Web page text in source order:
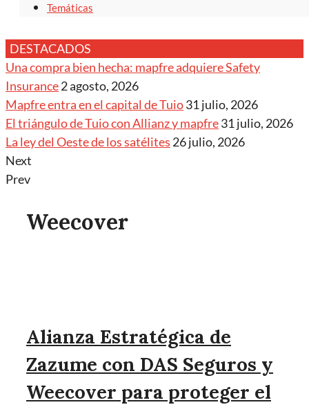
Temáticas
DESTACADOS
Una compra bien hecha: mapfre adquiere Safety
Insurance2 agosto, 2026
Mapfre entra en el capital de Tuio31 julio, 2026
El triángulo de Tuio con Allianz y mapfre31 julio, 2026
La ley del Oeste de los satélites 26 julio, 2026
Next
Prev
Weecover
Alianza Estratégica de
Zazume con DAS Seguros y
Weecover para proteger el